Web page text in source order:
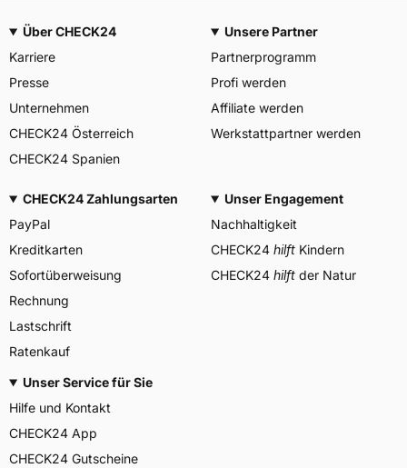
Allgemeine Produktsicherheit (GPSR)
Herstellerkontakt
Goodyear S.A. Innovation
Center, Avenue Gordon Smith
7750 Colmar-Berg
Luxemburg,
Über CHECK24
Karriere
Presse
Unternehmen
CHECK24 Österreich
CHECK24 Spanien
Unsere Partner
Partnerprogramm
Profi werden
Affiliate werden
Werkstattpartner werden
CHECK24 Zahlungsarten
PayPal
Kreditkarten
Sofortüberweisung
Rechnung
Lastschrift
Ratenkauf
Unser Engagement
Nachhaltigkeit
CHECK24 hilft Kindern
CHECK24 hilft der Natur
Unser Service für Sie
Hilfe und Kontakt
CHECK24 App
CHECK24 Gutscheine